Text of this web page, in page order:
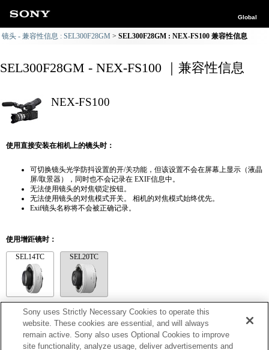
Global
镜头 - 兼容性信息 : SEL300F28GM SEL300F28GM : NEX-FS100 兼容性信息
SEL300F28GM - NEX-FS100 ｜兼容性信息
NEX-FS100
使用直接安装在相机上的镜头时：
可切换镜头光学防抖设置的开/关功能，但该设置不会在屏幕上显示（液晶
屏/取景器），同时也不会记录在 EXIF信息中。
无法使用镜头的对焦锁定按钮。
无法使用镜头的对焦模式开关。 相机的对焦模式始终优先。
Exif镜头名称将不会被正确记录。
使用增距镜时：
SEL14TC SEL20TC
SEL14TC
Exif 鏡頭名的焦距和最大光圈會以放大倍數值列出。然而，如光圈值乘以放
大倍數為 10 或更高時，便無法正確顯示。
Sony uses Strictly Necessary Cookies to operate this
website. These cookies are essential, and will always
remain active. Sony also uses Optional Cookies to improve
site functionality, analyze usage, deliver advertisements and